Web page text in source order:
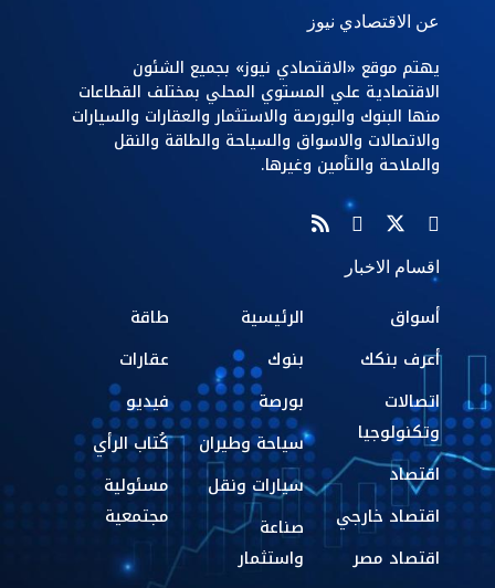
عن الاقتصادي نيوز
يهتم موقع «الاقتصادي نيوز» بجميع الشئون
الاقتصادية علي المستوي المحلي بمختلف القطاعات
منها البنوك والبورصة والاستثمار والعقارات والسيارات
والاتصالات والاسواق والسياحة والطاقة والنقل
والملاحة والتأمين وغيرها.
اقسام الاخبار
أسواق
أعرف بنكك
اتصالات
وتكنولوجيا
اقتصاد
اقتصاد خارجي
اقتصاد مصر
الرئيسية
بنوك
بورصة
سياحة وطيران
سيارات ونقل
صناعة
واستثمار
طاقة
عقارات
فيديو
كُتاب الرأي
مسئولية
مجتمعية